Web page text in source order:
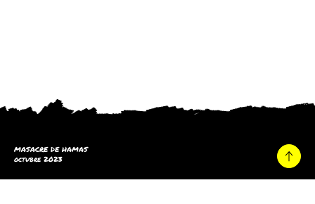
MASACRE DE HAMAS
octubre 2023